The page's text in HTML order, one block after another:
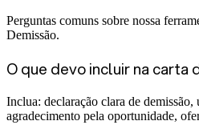
Perguntas comuns sobre nossa
Demissão.
O que devo incluir na carta
Inclua: declaração clara de
agradecimento pela oportunidade,